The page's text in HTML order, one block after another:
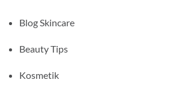
Blog Skincare
Beauty Tips
Kosmetik